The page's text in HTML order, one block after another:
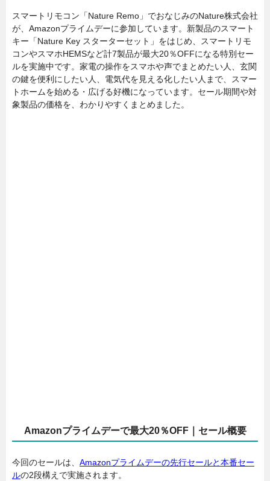
スマートリモコン「Nature Remo」でおなじみのNature株式会社
が、Amazonプライムデーに参加しています。新製品のスマート
キー「Nature Key スターターセット」をはじめ、スマートリモ
コンやスマホHEMSなど計7製品が最大20％OFFになる特別セー
ルを実施中です。家電の操作をスマホや声でまとめたい人、玄関
の鍵を便利にしたい人、電気代を見える化したい人まで、スマー
トホームを始める・広げる好機になっています。セール期間や対
象製品の価格を、わかりやすくまとめました。
Amazonプライムデーで最大20％OFF｜セール概要
今回のセールは、 Amazonプライムデーの先行セールと本番セー
ルの2段構えで実施されます。